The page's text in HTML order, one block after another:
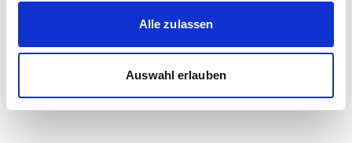
Alle zulassen
Auswahl erlauben